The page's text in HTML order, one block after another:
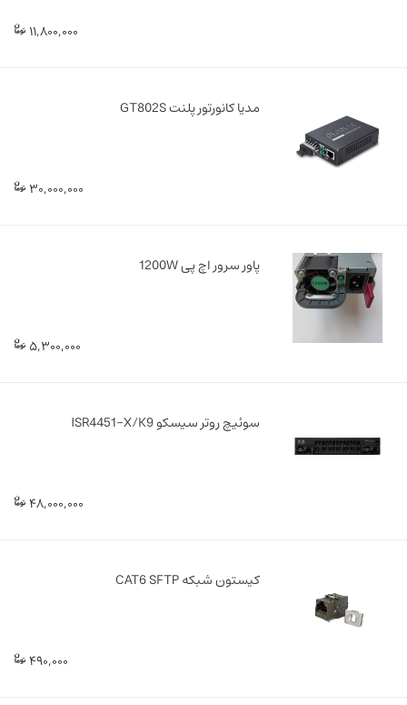
11,800,000
مدیا کانورتور پلنت GT802S
30,000,000
پاور سرور اچ پی 1200W
5,300,000
سوئیچ روتر سیسکو ISR4451-X/K9
48,000,000
کیستون شبکه CAT6 SFTP
490,000